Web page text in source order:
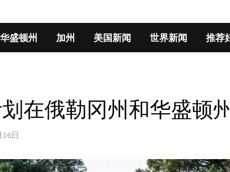
华盛顿州 加州 美国新闻 世界新闻 推荐
在俄勒冈州和华盛顿
16日